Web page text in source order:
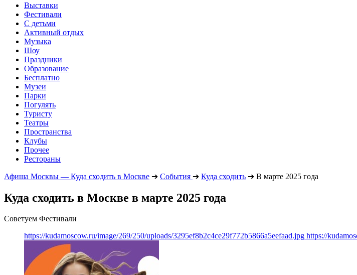
Выставки
Фестивали
С детьми
Активный отдых
Музыка
Шоу
Праздники
Образование
Бесплатно
Музеи
Парки
Погулять
Туристу
Театры
Пространства
Клубы
Прочее
Рестораны
Афиша Москвы — Куда сходить в Москве ➔ События ➔ Куда сходить ➔ В марте 2025 года
Куда сходить в Москве в марте 2025 года
Советуем Фестивали
https://kudamoscow.ru/image/269/250/uploads/3295ef8b2c4ce29f772b5866a5eefaad.jpg https://